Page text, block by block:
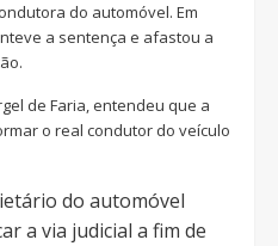
do automóvel. Em
a sentença e afastou a
de Faria, entendeu que a
o real condutor do veículo
do automóvel
a via judicial a fim de